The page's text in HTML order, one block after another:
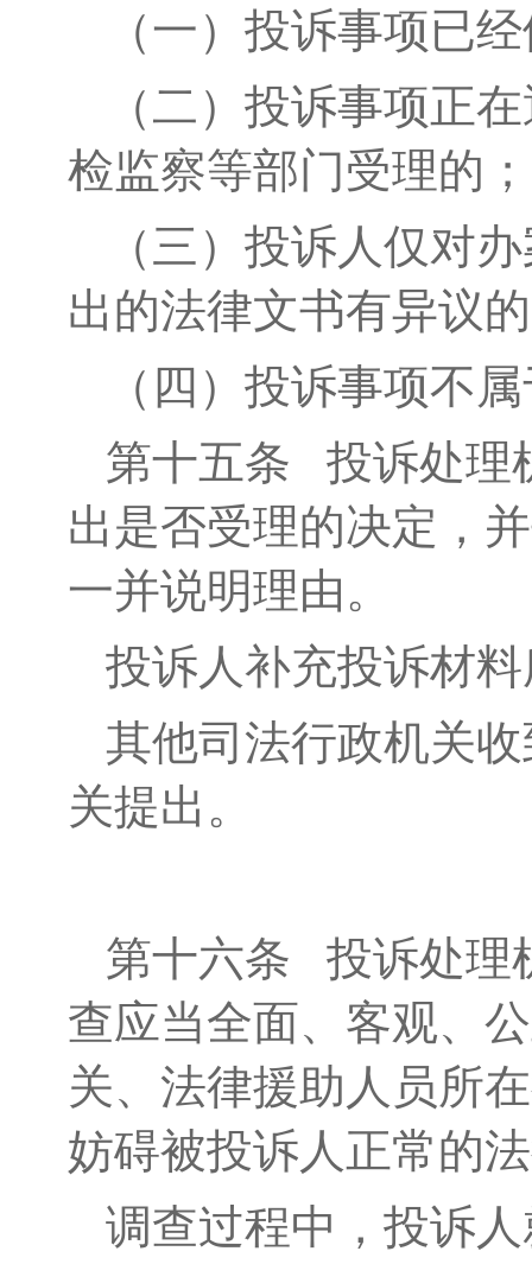
（一）投诉事项已
（二）投诉事项正
检监察等部门受理的；
（三）投诉人仅对
出的法律文书有异议
（四）投诉事项不
第十五条 投诉处理
出是否受理的决定，
一并说明理由。
投诉人补充投诉材
其他司法行政机关
关提出。
第十六条 投诉处理
查应当全面、客观、
关、法律援助人员所
妨碍被投诉人正常的
调查过程中，投诉